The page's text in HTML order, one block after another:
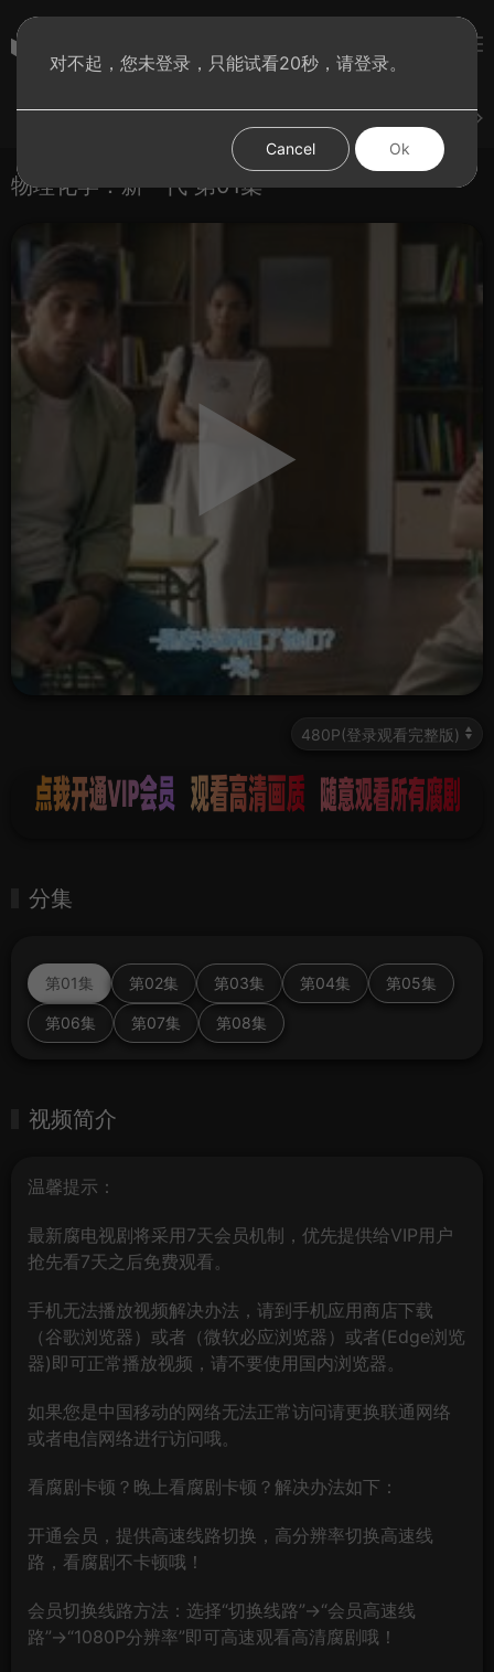
物理化学：新一代 第01集
分集
第01集 第02集 第03集 第04集 第05集
第06集 第07集 第08集
视频简介
温馨提示：
最新腐电视剧将采用7天会员机制，优先提供给VIP用户
抢先看7天之后免费观看。
手机无法播放视频解决办法，请到手机应用商店下载
（谷歌浏览器）或者（微软必应浏览器）或者(Edge浏览
器)即可正常播放视频，请不要使用国内浏览器。
如果您是中国移动的网络无法正常访问请更换联通网络
或者电信网络进行访问哦。
看腐剧卡顿？晚上看腐剧卡顿？解决办法如下：
开通会员，提供高速线路切换，高分辨率切换高速线
路，看腐剧不卡顿哦！
会员切换线路方法：选择“切换线路”→“会员高速线
路”→“1080P分辨率”即可高速观看高清腐剧哦！
对不起，您未登录，只能试看20秒，请登录。
Cancel Ok